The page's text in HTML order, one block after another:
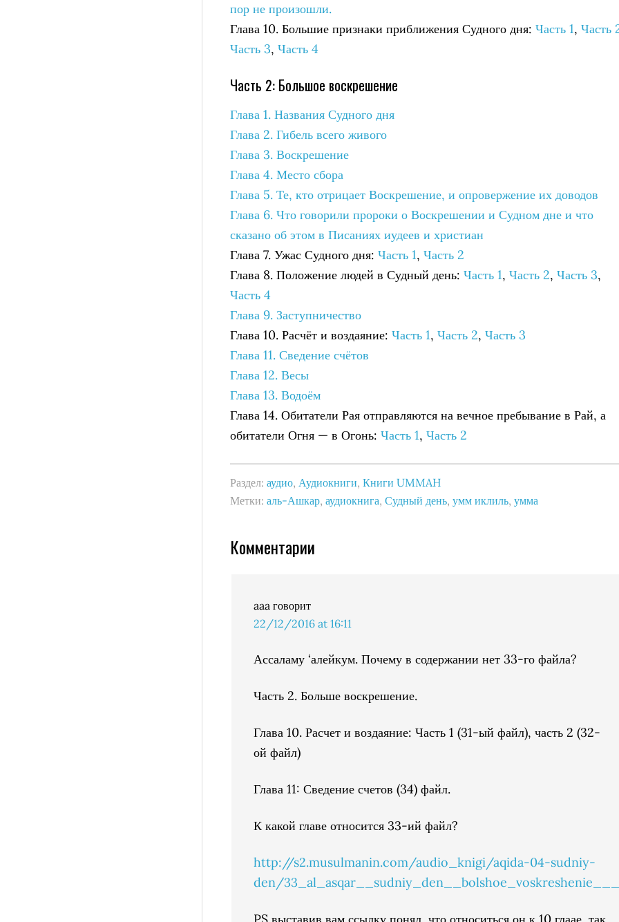
пор не произошли.
Глава 10. Большие признаки приближения Судного дня: Часть 1, Часть
Часть 3, Часть 4
Часть 2: Большое воскрешение
Глава 1. Названия Судного дня
Глава 2. Гибель всего живого
Глава 3. Воскрешение
Глава 4. Место сбора
Глава 5. Те, кто отрицает Воскрешение, и опровержение их доводов
Глава 6. Что говорили пророки о Воскрешении и Судном дне и что
сказано об этом в Писаниях иудеев и христиан
Глава 7. Ужас Судного дня: Часть 1, Часть 2
Глава 8. Положение людей в Судный день: Часть 1, Часть 2, Часть 3,
Часть 4
Глава 9. Заступничество
Глава 10. Расчёт и воздаяние: Часть 1, Часть 2, Часть 3
Глава 11. Сведение счётов
Глава 12. Весы
Глава 13. Водоём
Глава 14. Обитатели Рая отправляются на вечное пребывание в Рай, а
обитатели Огня — в Огонь: Часть 1, Часть 2
Раздел: аудио, Аудиокниги, Книги UMMAH
Метки: аль-Ашкар, аудиокнига, Судный день, умм иклиль, умма
Комментарии
aaa говорит
22/12/2016 at 16:11
Ассаламу ‘алейкум. Почему в содержании нет 33-го файла?
Часть 2. Больше воскрешение.
Глава 10. Расчет и воздаяние: Часть 1 (31-ый файл), часть 2 (32-
ой файл)
Глава 11: Сведение счетов (34) файл.
К какой главе относится 33-ий файл?
http://s2.musulmanin.com/audio_knigi/aqida-04-sudniy-
den/